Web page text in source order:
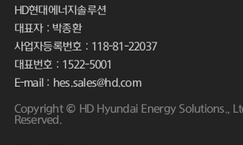
HD현대에너지솔루션
대표자 : 박종환
사업자등록번호 : 118-81-22037
대표번호 : 1522-5001
E-mail : hes.sales@hd.com
Copyright © HD Hyundai Energy Solutions.,
Reserved.